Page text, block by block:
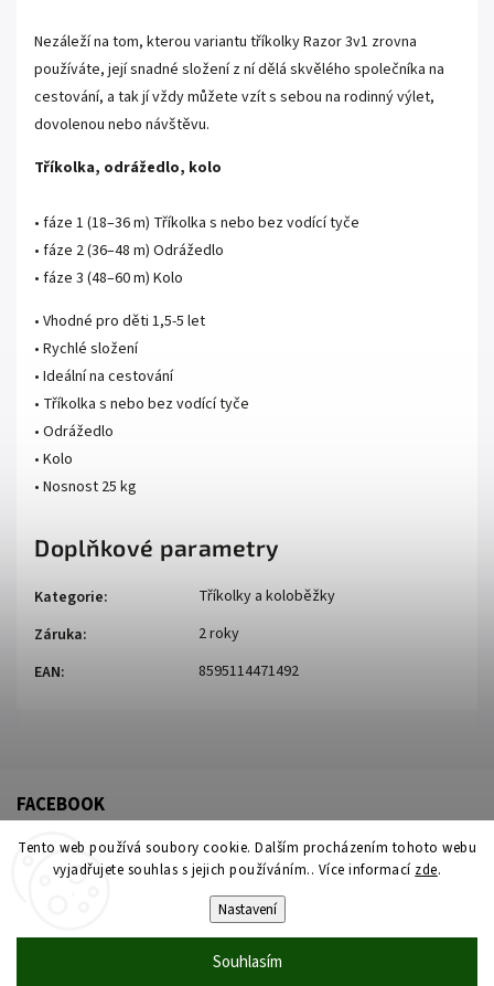
Tento web používá soubory cookie. Dalším procházením tohoto webu
vyjadřujete souhlas s jejich používáním.. Více informací zde.
Nastavení
Souhlasím
Nezáleží na tom, kterou variantu tříkolky Razor 3v1 zrovna
používáte, její snadné složení z ní dělá skvělého společníka na
cestování, a tak jí vždy můžete vzít s sebou na rodinný výlet,
dovolenou nebo návštěvu.
Tříkolka, odrážedlo, kolo
• fáze 1 (18–36 m) Tříkolka s nebo bez vodící tyče
• fáze 2 (36–48 m) Odrážedlo
• fáze 3 (48–60 m) Kolo
• Vhodné pro děti 1,5-5 let
• Rychlé složení
• Ideální na cestování
• Tříkolka s nebo bez vodící tyče
• Odrážedlo
• Kolo
• Nosnost 25 kg
Doplňkové parametry
Kategorie:
Tříkolky a koloběžky
Záruka:
2 roky
EAN: 8595114471492
FACEBOOK